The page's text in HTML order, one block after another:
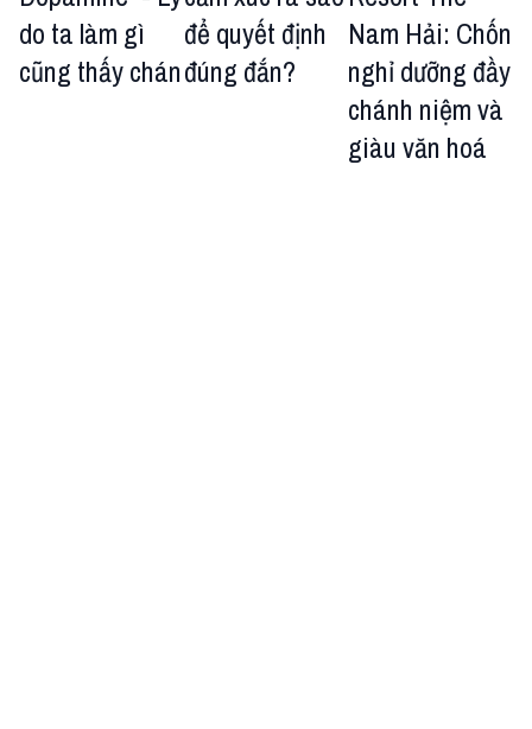
do ta làm gì
cũng thấy chán
để quyết định
đúng đắn?
Nam Hải: Chốn
nghỉ dưỡng đầy
chánh niệm và
giàu văn hoá